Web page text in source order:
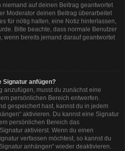
auf deinen Beitrag geantwortet
Moderator deinen Beitrag überarbeitet
für nötig halten, eine Notiz hinterlassen,
Bitte beachte, dass normale Benutzer
wenn bereits jemand darauf geantwortet
Signatur anfügen?
anzufügen, musst du zunächst eine
persönlichen Bereich entwerfen.
gespeichert hast, kannst du in jedem
aktivieren. Du kannst eine Signatur
persönlichen Bereich das
aktivierst. Wenn du einen
verfassen möchtest, so kannst du
anhängen“ wieder deaktivieren.